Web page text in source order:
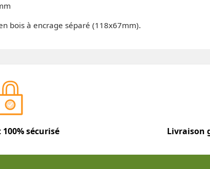
bois à encrage séparé (118x67mm).
sécurisé Livraison